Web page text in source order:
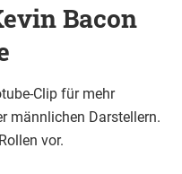
Bacon
Clip für mehr
männlichen Darstellern.
vor.